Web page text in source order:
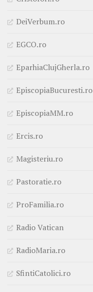
DeiVerbum.ro
EGCO.ro
EparhiaClujGherla.ro
EpiscopiaBucuresti.ro
EpiscopiaMM.ro
Ercis.ro
Magisteriu.ro
Pastoratie.ro
ProFamilia.ro
Radio Vatican
RadioMaria.ro
SfintiCatolici.ro